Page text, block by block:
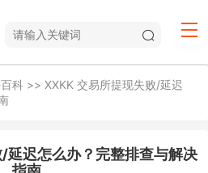
科 >> XXKK 交易所提现失败/延迟
延迟怎么办？完整排查与解决